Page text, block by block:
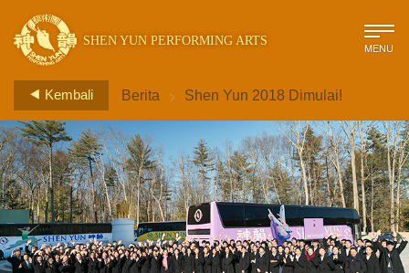
SHEN YUN PERFORMING ARTS MENU
Kembali Berita > Shen Yun 2018 Dimulai!